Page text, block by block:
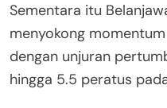
Sementara itu
menyokong
dengan unjuran
hingga 5.5 peratus